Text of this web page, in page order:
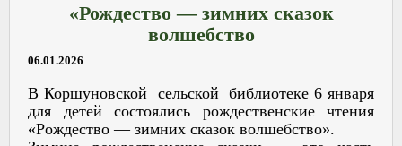
«Рождество — зимних сказок
волшебство
06.01.2026
В Коршуновской сельской библиотеке 6 января
для детей состоялись рождественские чтения
«Рождество — зимних сказок волшебство».